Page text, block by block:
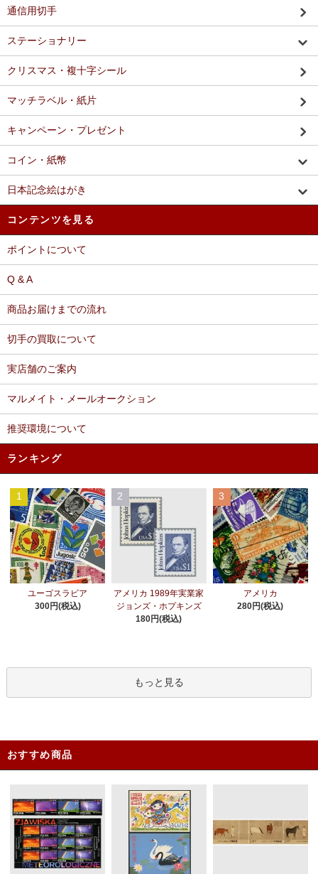
通信用切手
ステーショナリー
クリスマス・複十字シール
マッチラベル・紙片
キャンペーン・プレゼント
コイン・紙幣
日本記念絵はがき
コンテンツを見る
ポイントについて
Q & A
商品お届けまでの流れ
切手の買取について
実店舗のご案内
マルメイト・メールオークション
推奨環境について
ランキング
1
ユーゴスラビア
300円(税込)
2
アメリカ 1989年実業家
ジョンズ・ホプキンズ
180円(税込)
3
アメリカ
280円(税込)
もっと見る
おすすめ商品